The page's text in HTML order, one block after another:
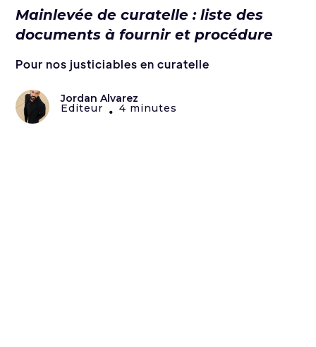
Mainlevée de curatelle : liste des
documents à fournir et procédure
Pour nos justiciables en curatelle
Jordan Alvarez
Editeur • 4 minutes